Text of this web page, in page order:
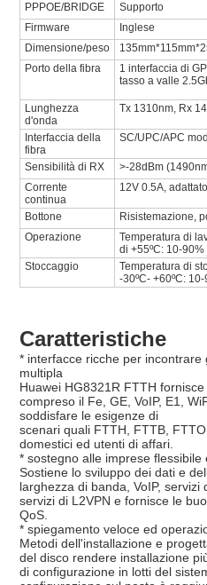
PPPOE/BRIDGE
Supporto
Firmware
Inglese
Dimensione/peso
Porto della fibra
1 interfaccia di
tasso a valle
Lunghezza
d'onda
Tx 1310nm, Rx
Interfaccia della
fibra
SC/UPC/APC
Sensibilità di RX
>-28dBm
Corrente
continua
12V 0.5A,
Bottone
Risistemazione,
Operazione
Temperatura di
di +55ºC: 10-
Stoccaggio
Temperatura di
-30ºC- +60ºC:
Caratteristiche
* interfacce ricche per incontrare
multipla
Huawei HG8321R FTTH
compreso il Fe, GE, VoIP, E1,
soddisfare le esigenze di
scenari quali FTTH, FTTB,
domestici ed utenti di affari.
* sostegno alle imprese flessibile
Sostiene lo sviluppo dei dati e
larghezza di banda, VoIP, servizi
servizi di L2VPN e fornisce le
QoS.
* spiegamento veloce ed
Metodi dell'installazione e
del disco rendere installazione
di configurazione in lotti del